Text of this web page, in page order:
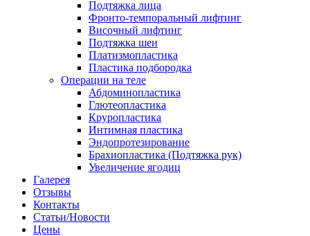
Подтяжка лица
Фронто-темпоральный лифтинг
Височный лифтинг
Подтяжка шеи
Платизмопластика
Пластика подбородка
Операции на теле
Абдоминопластика
Глютеопластика
Круропластика
Интимная пластика
Эндопротезирование
Брахиопластика (Подтяжка рук)
Увеличение ягодиц
Галерея
Отзывы
Контакты
Статьи/Новости
Цены